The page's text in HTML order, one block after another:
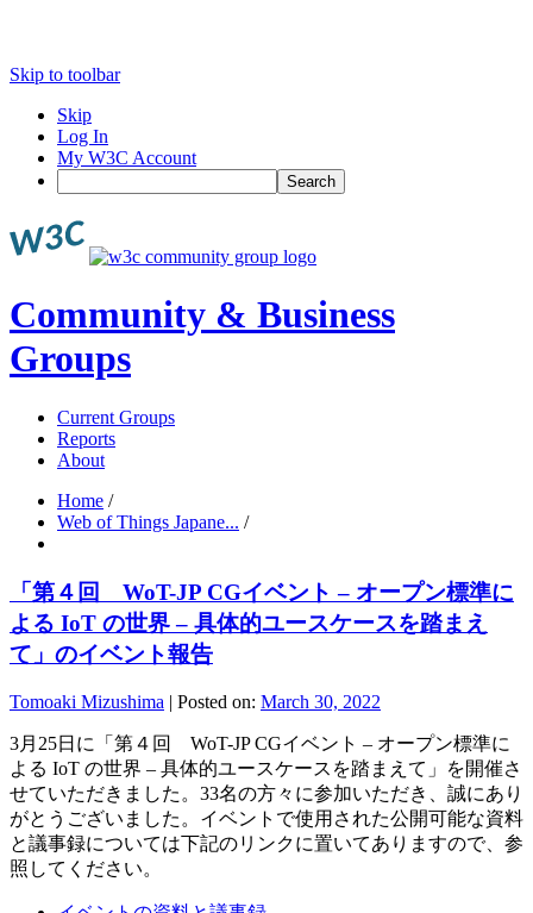
Skip to toolbar
Skip
Log In
My W3C Account
Search
Community & Business
Groups
Current Groups
Reports
About
Home /
Web of Things Japane... /
「第４回 WoT-JP CGイベント – オープン標準に
よる IoT の世界 – 具体的ユースケースを踏まえ
て」のイベント報告
Tomoaki Mizushima | Posted on: March 30, 2022
3月25日に「第４回 WoT-JP CGイベント – オープン標準に
よる IoT の世界 – 具体的ユースケースを踏まえて」を開催さ
せていただきました。33名の方々に参加いただき、誠にあり
がとうございました。イベントで使用された公開可能な資料
と議事録については下記のリンクに置いてありますので、参
照してください。